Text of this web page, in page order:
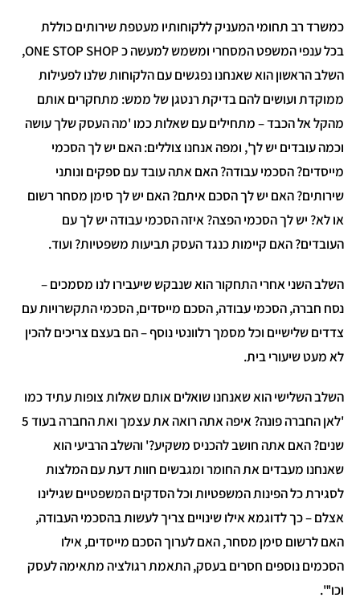
רב תחומי המעניק ללקוחותיו מעטפת שירותים כוללת
בכל ענפי המשפט המסחרי ומשמש למעשה כ ONE STOP SHOP,
הראשון הוא שאנחנו נפגשים עם הלקוחות שלנו לפעילות
ועושים להם בדיקת רנטגן של ממש: מתחקרים אותם
אל הכבד – מתחילים עם שאלות כמו 'מה העסק שלך עושה
עובדים יש לך', ומפה אנחנו צוללים: האם יש לך הסכמי
הסכמי עבודה? האם אתה עובד עם ספקים ונותני
האם יש לך הסכם איתם? האם יש לך סימן מסחר רשום
לא? יש לך הסכמי הפצה? איזה הסכמי עבודה יש לך עם
האם קיימות כנגד העסק תביעות משפטיות? ועוד.
השני אחרי התחקור הוא שנבקש שיעבירו לנו מסמכים –
חברה, הסכמי עבודה, הסכם מייסדים, הסכמי התקשרויות עם
שלישיים וכל מסמך רלוונטי נוסף – הם בעצם צריכים להכין
מעט שיעורי בית.
השלישי הוא שאנחנו שואלים אותם שאלות צופות עתיד כמו
'לאן החברה פונה? איפה אתה רואה את עצמך ואת החברה בעוד 5
האם אתה חושב להכניס משקיע?' והשלב הרביעי הוא
מעבדים את החומר ומגבשים חוות דעת עם המלצות
כל הפינות המשפטיות וכל הסדקים המשפטיים שגילינו
– כך לדוגמא אילו שינויים צריך לעשות בהסכמי העבודה,
לרשום סימן מסחר, האם לערוך הסכם מייסדים, אילו
נוספים חסרים בעסק, התאמת רגולציה מתאימה לעסק